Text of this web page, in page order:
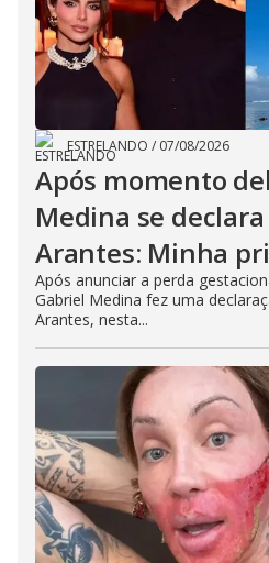
ESTRELANDO / 07/08/2026
Após momento
Medina se
Arantes: Minha
Após anunciar a perda
Gabriel Medina fez uma
Arantes, nesta...